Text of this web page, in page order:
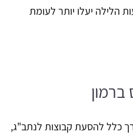
הלילה יעלו יותר לעומת
כלל להסעת קבוצות לנתב"ג,